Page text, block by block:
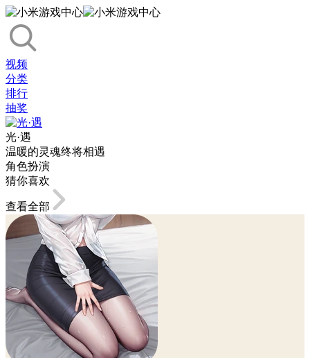
视频
分类
排行
抽奖
光·遇
温暖的灵魂终将相遇
角色扮演
猜你喜欢
查看全部